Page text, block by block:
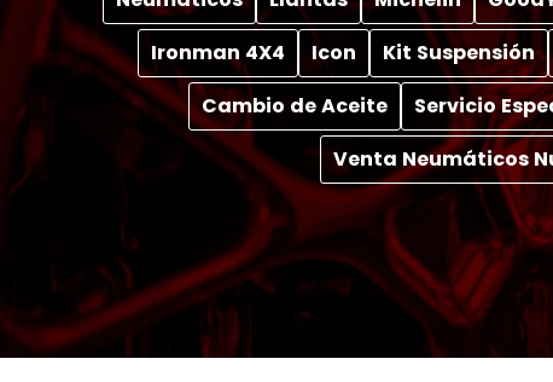
Ironman 4X4
Icon Kit Suspensión
Cambio de Aceite
Servicio
Venta Neumáticos